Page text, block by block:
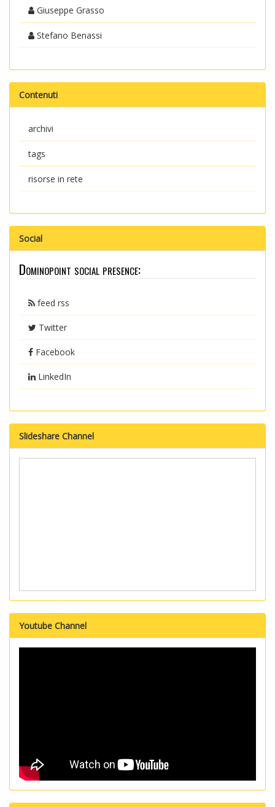
Giuseppe Grasso
Stefano Benassi
Contenuti
archivi
tags
risorse in rete
Social
Dominopoint social presence:
feed rss
Twitter
Facebook
LinkedIn
Slideshare Channel
Youtube Channel